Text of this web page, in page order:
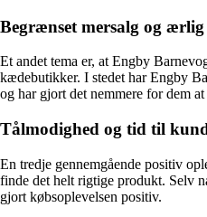
Begrænset mersalg og
Et andet tema er, at Engby
kædebutikker. I stedet har Engby
og har gjort det nemmere for dem
Tålmodighed og tid til
En tredje gennemgående positiv
finde det helt rigtige produkt. Selv
gjort købsoplevelsen positiv.